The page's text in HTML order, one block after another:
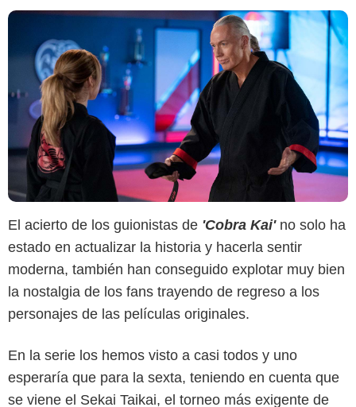
El acierto de los guionistas de 'Cobra Kai'no solo ha
estado en actualizar la historia y hacerla sentir
moderna, también han conseguido explotar muy bien
la nostalgia de los fans trayendo de regreso a los
personajes de las películas originales.
En la serie los hemos visto a casi todos y uno
esperaría que para la sexta, teniendo en cuenta que
se viene el Sekai Taikai, el torneo más exigente de